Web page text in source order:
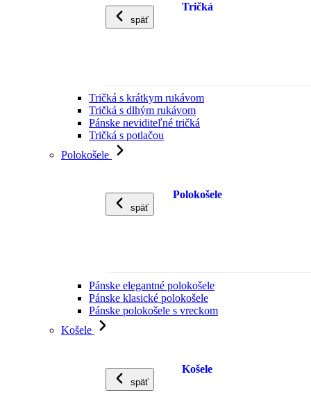
späť
Tričká
Tričká s krátkym rukávom
Tričká s dlhým rukávom
Pánske neviditeľné tričká
Tričká s potlačou
Polokošele
späť
Polokošele
Pánske elegantné polokošele
Pánske klasické polokošele
Pánske polokošele s vreckom
Košele
späť
Košele